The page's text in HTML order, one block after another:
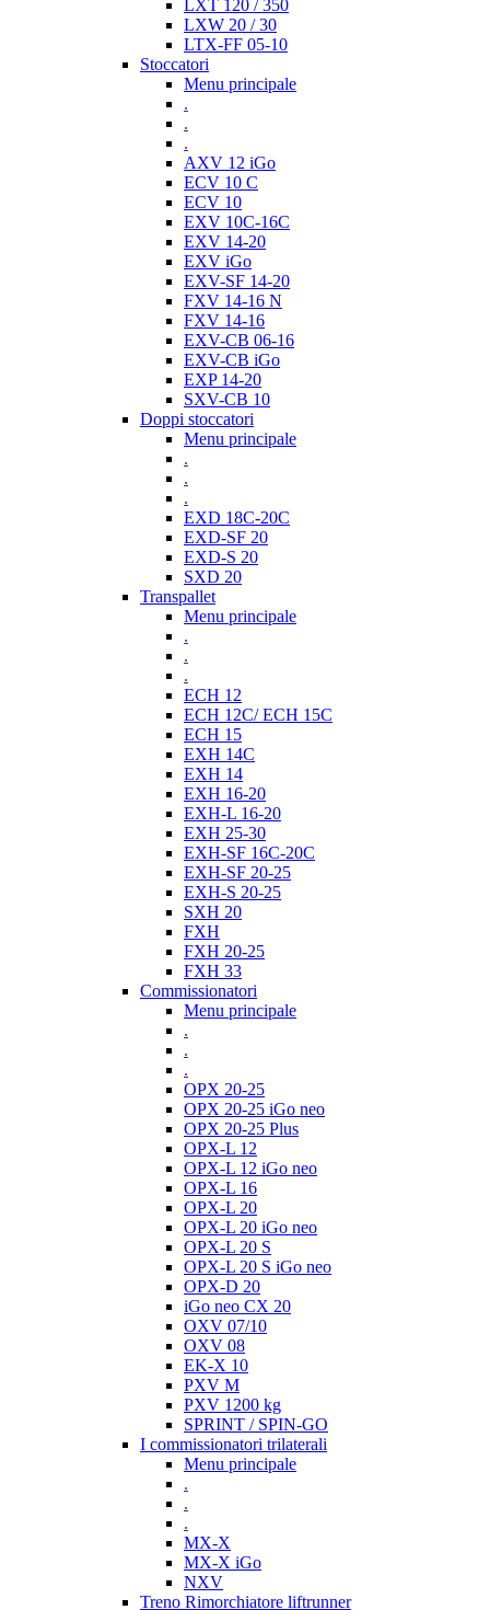
LXT 120 / 350
LXW 20 / 30
LTX-FF 05-10
Stoccatori
Menu principale
.
.
.
AXV 12 iGo
ECV 10 C
ECV 10
EXV 10C-16C
EXV 14-20
EXV iGo
EXV-SF 14-20
FXV 14-16 N
FXV 14-16
EXV-CB 06-16
EXV-CB iGo
EXP 14-20
SXV-CB 10
Doppi stoccatori
Menu principale
.
.
.
EXD 18C-20C
EXD-SF 20
EXD-S 20
SXD 20
Transpallet
Menu principale
.
.
.
ECH 12
ECH 12C/ ECH 15C
ECH 15
EXH 14C
EXH 14
EXH 16-20
EXH-L 16-20
EXH 25-30
EXH-SF 16C-20C
EXH-SF 20-25
EXH-S 20-25
SXH 20
FXH
FXH 20-25
FXH 33
Commissionatori
Menu principale
.
.
.
OPX 20-25
OPX 20-25 iGo neo
OPX 20-25 Plus
OPX-L 12
OPX-L 12 iGo neo
OPX-L 16
OPX-L 20
OPX-L 20 iGo neo
OPX-L 20 S
OPX-L 20 S iGo neo
OPX-D 20
iGo neo CX 20
OXV 07/10
OXV 08
EK-X 10
PXV M
PXV 1200 kg
SPRINT / SPIN-GO
I commissionatori trilaterali
Menu principale
.
.
.
MX-X
MX-X iGo
NXV
Treno Rimorchiatore liftrunner